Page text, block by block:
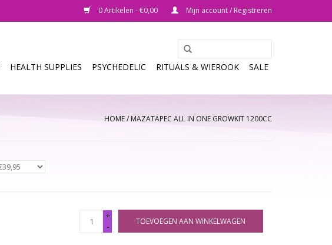
0 Artikelen - €0,00 Mijn account / Registreren
HEALTH SUPPLIES PSYCHEDELIC RITUALS & WIEROOK SALE
HOME/MAZATAPEC ALL IN ONE GROWKIT 1200CC
+
-
TOEVOEGEN AAN WINKELWAGEN